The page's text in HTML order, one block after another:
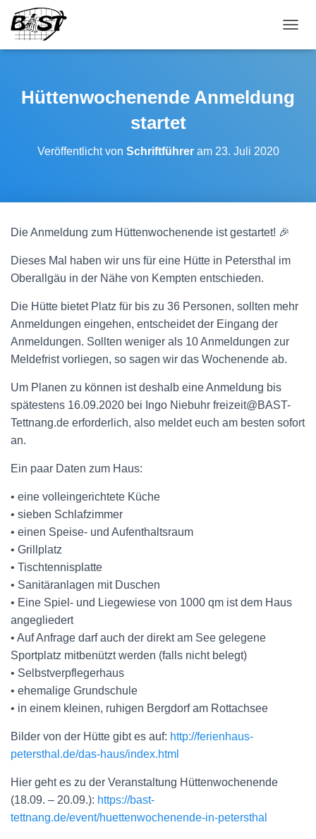
Hüttenwochenende Anmeldung
startet
Veröffentlicht von Schriftführeram 23. Juli 2020
Die Anmeldung zum Hüttenwochenende ist gestartet! 🎉
Dieses Mal haben wir uns für eine Hütte in Petersthal im
Oberallgäu in der Nähe von Kempten entschieden.
Die Hütte bietet Platz für bis zu 36 Personen, sollten mehr
Anmeldungen eingehen, entscheidet der Eingang der
Anmeldungen. Sollten weniger als 10 Anmeldungen zur
Meldefrist vorliegen, so sagen wir das Wochenende ab.
Um Planen zu können ist deshalb eine Anmeldung bis
spätestens 16.09.2020 bei Ingo Niebuhr freizeit@BAST-
Tettnang.de erforderlich, also meldet euch am besten sofort
an.
Ein paar Daten zum Haus:
• eine volleingerichtete Küche
• sieben Schlafzimmer
• einen Speise- und Aufenthaltsraum
• Grillplatz
• Tischtennisplatte
• Sanitäranlagen mit Duschen
• Eine Spiel- und Liegewiese von 1000 qm ist dem Haus
angegliedert
• Auf Anfrage darf auch der direkt am See gelegene
Sportplatz mitbenützt werden (falls nicht belegt)
• Selbstverpflegerhaus
• ehemalige Grundschule
• in einem kleinen, ruhigen Bergdorf am Rottachsee
Bilder von der Hütte gibt es auf: http://ferienhaus-
petersthal.de/das-haus/index.html
Hier geht es zu der Veranstaltung Hüttenwochenende
(18.09. – 20.09.): https://bast-
tettnang.de/event/huettenwochenende-in-petersthal